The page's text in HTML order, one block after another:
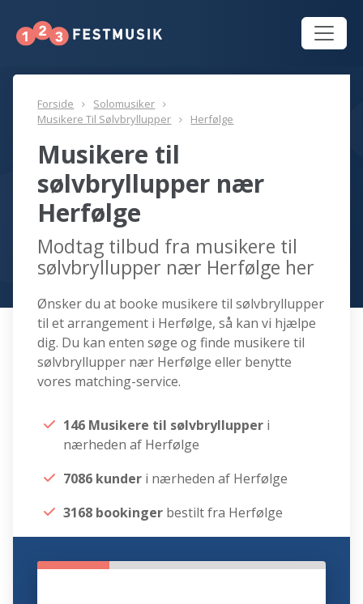
Forside
Solomusiker
Musikere Til Sølvbryllupper
Herfølge
Musikere til
sølvbryllupper nær
Herfølge
Modtag tilbud fra musikere til
sølvbryllupper nær Herfølge her
Ønsker du at booke musikere til sølvbryllupper
til et arrangement i Herfølge, så kan vi hjælpe
dig. Du kan enten søge og finde musikere til
sølvbryllupper nær Herfølge eller benytte
vores matching-service.
146 Musikere til sølvbryllupper i
nærheden af Herfølge
7086 kunder i nærheden af Herfølge
3168 bookinger bestilt fra Herfølge